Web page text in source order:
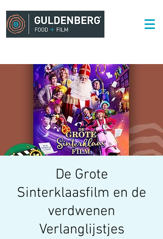
De Grote
Sinterklaasfilm en de
verdwenen
Verlanglijstjes